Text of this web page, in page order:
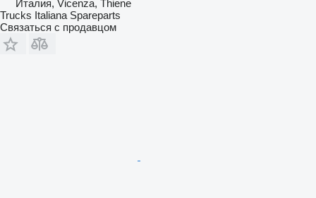
Италия, Vicenza, Thiene
Trucks Italiana Spareparts
Связаться с продавцом